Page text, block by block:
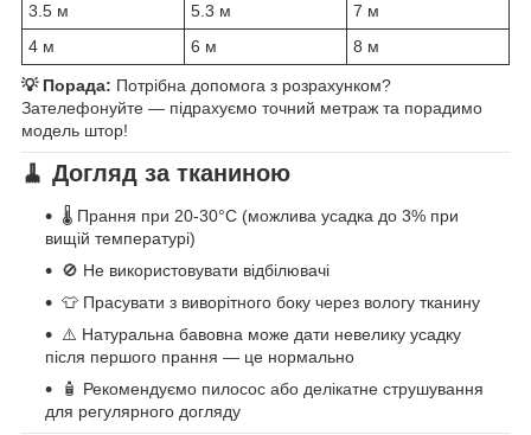
3.5 м
5.3 м
7 м
4 м
6 м 8 м
💡 Порада: Потрібна допомога з розрахунком?
Зателефонуйте — підрахуємо точний метраж та порадимо
модель штор!
🧹 Догляд за тканиною
🌡️ Прання при 20-30°C (можлива усадка до 3% при
вищій температурі)
🚫 Не використовувати відбілювачі
👕 Прасувати з виворітного боку через вологу тканину
⚠️ Натуральна бавовна може дати невелику усадку
після першого прання — це нормально
🧴 Рекомендуємо пилосос або делікатне струшування
для регулярного догляду